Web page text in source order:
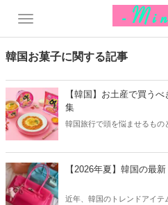
韓国お菓子に関する記事
【韓国】お土産で買う
集
韓国旅行で頭を悩ませるもの
【2026年夏】韓国の最
近年、韓国のトレンドアイテ